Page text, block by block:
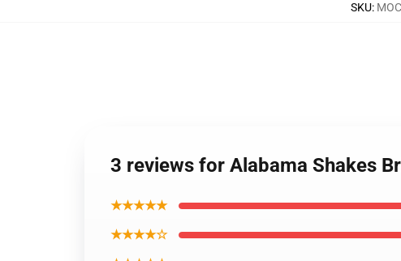
SKU:
3 reviews for Alabama Shakes
★★★★★
★★★★☆